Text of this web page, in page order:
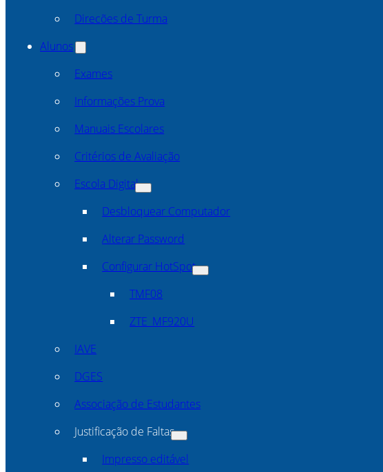
Direcões de Turma
Alunos
Exames
Informações Prova
Manuais Escolares
Critérios de Avaliação
Escola Digital
Desbloquear Computador
Alterar Password
Configurar HotSpot
TMF08
ZTE_MF920U
IAVE
DGES
Associação de Estudantes
Justificação de Faltas
Impresso editável